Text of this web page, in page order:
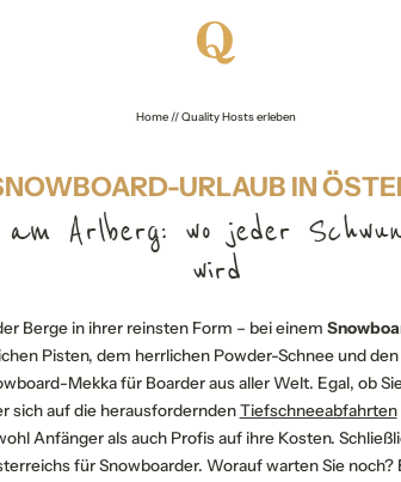
Home //Quality Hosts erleben
URLAUB IN
am Arlberg: wo jeder
wird
Berge in ihrer reinsten Form – bei einem
Pisten, dem herrlichen Powder-Schnee und
Mekka für Boarder aus aller Welt. Egal, ob
sich auf die herausforderndenTiefschneeabfahrten
Anfänger als auch Profis auf ihre Kosten.
für Snowboarder. Worauf warten Sie noch?